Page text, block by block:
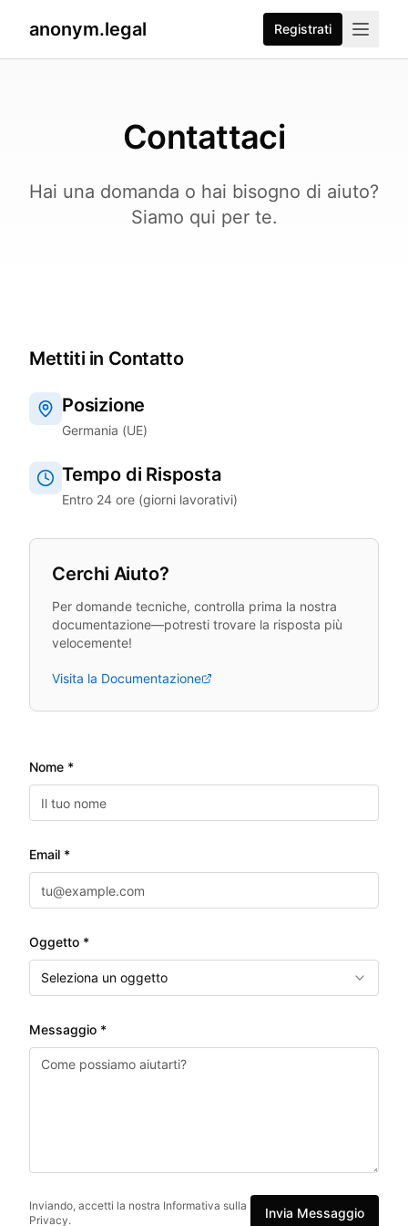
anonym.legal Registrati
Contattaci
Hai una domanda o hai bisogno di aiuto?
Siamo qui per te.
Mettiti in Contatto
Posizione
Germania (UE)
Tempo di Risposta
Entro 24 ore (giorni lavorativi)
Cerchi Aiuto?
Per domande tecniche, controlla prima la nostra
documentazione—potresti trovare la risposta più
velocemente!
Visita la Documentazione
Nome *
Email *
Oggetto *
Seleziona un oggetto
Messaggio *
Inviando, accetti la nostra Informativa sulla
Privacy.
Invia Messaggio